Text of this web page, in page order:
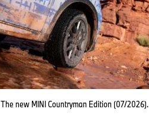
The new MINI Countryman Edition (07/2026).